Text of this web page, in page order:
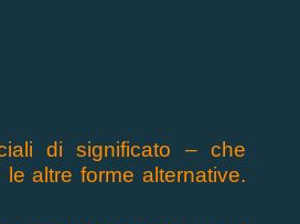
di significato – che
altre forme alternative.